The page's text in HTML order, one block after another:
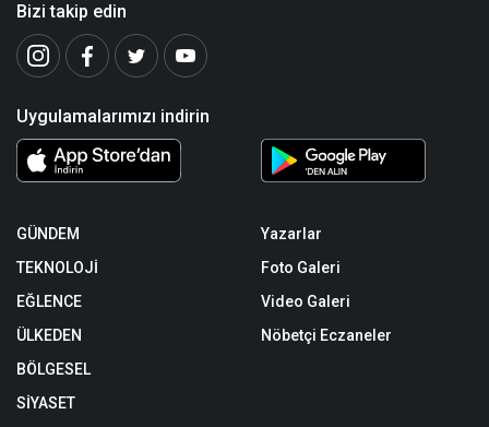
Bizi takip edin
Uygulamalarımızı indirin
GÜNDEM
TEKNOLOJİ
EĞLENCE
ÜLKEDEN
BÖLGESEL
SİYASET
Yazarlar
Foto Galeri
Video Galeri
Nöbetçi Eczaneler